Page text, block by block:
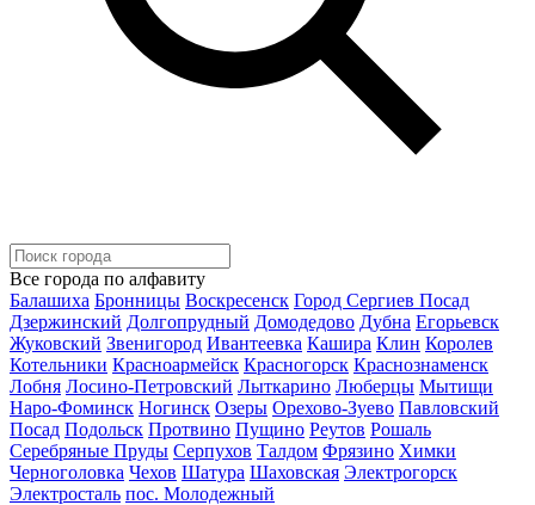
Все города по алфавиту
Балашиха Бронницы Воскресенск Город Сергиев Посад
Дзержинский Долгопрудный Домодедово Дубна Егорьевск
Жуковский Звенигород Ивантеевка Кашира Клин Королев
Котельники Красноармейск Красногорск Краснознаменск
Лобня Лосино-Петровский Лыткарино Люберцы Мытищи
Наро-Фоминск Ногинск Озеры Орехово-Зуево Павловский
Посад Подольск Протвино Пущино Реутов Рошаль
Серебряные Пруды Серпухов Талдом Фрязино Химки
Черноголовка Чехов Шатура Шаховская Электрогорск
Электросталь пос. Молодежный